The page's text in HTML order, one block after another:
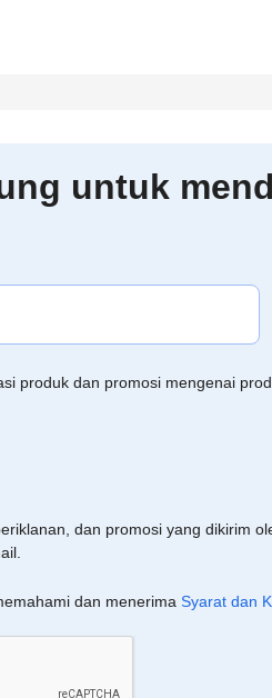
untuk
produk dan promosi mengenai
dan promosi yang dikirim
dan menerima Syarat dan